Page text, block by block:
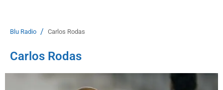
Blu Radio / Carlos Rodas
Carlos Rodas